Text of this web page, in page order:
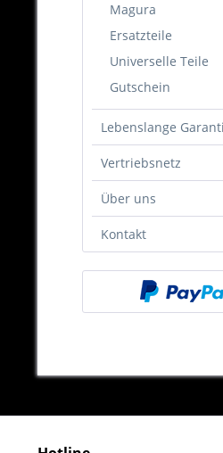
Magura
Ersatzteile
Universelle Teile
Gutschein
Lebenslange
Vertriebsnetz
Über uns
Kontakt